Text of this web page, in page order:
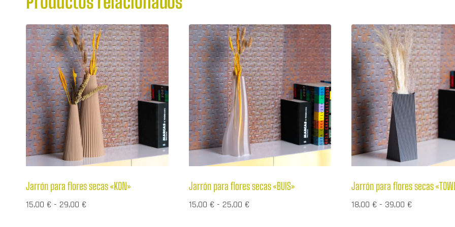
Jarrón para flores secas «KON»
15,00 € - 29,00 €Rango
Jarrón para flores secas «BUIS»
15,00 € - 25,00 €Rango
Jarrón para flores secas
18,00 € - 39,00 €Rango